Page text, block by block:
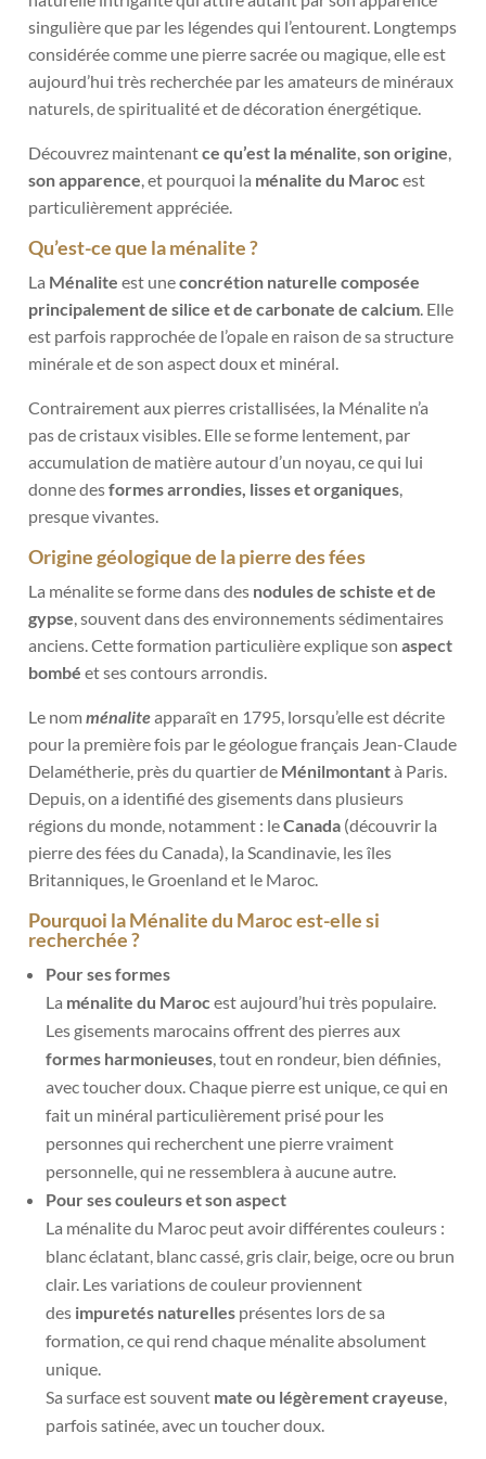
singulière que par les légendes qui l’entourent. Longtemps
considérée comme une pierre sacrée ou magique, elle est
aujourd’hui très recherchée par les amateurs de minéraux
naturels, de spiritualité et de décoration énergétique.
Découvrez maintenantce qu’est la ménalite,son origine,
son apparence, et pourquoi la ménalite du Marocest
particulièrement appréciée.
Qu’est-ce que la ménalite ?
La Ménalite est uneconcrétion naturelle composée
principalement de silice et de carbonate de calcium. Elle
est parfois rapprochée de l’opale en raison de sa structure
minérale et de son aspect doux et minéral.
Contrairement aux pierres cristallisées, la Ménalite n’a
pas de cristaux visibles. Elle se forme lentement, par
accumulation de matière autour d’un noyau, ce qui lui
donne desformes arrondies, lisses et organiques,
presque vivantes.
Origine géologique de la pierre des fées
La ménalite se forme dans des nodules de schiste et de
gypse, souvent dans des environnements sédimentaires
anciens. Cette formation particulière explique sonaspect
bombé et ses contours arrondis.
Le nomménaliteapparaît en 1795, lorsqu’elle est décrite
pour la première fois par le géologue français Jean-Claude
Delamétherie, près du quartier de Ménilmontantà Paris.
Depuis, on a identifié des gisements dans plusieurs
régions du monde, notamment : leCanada (découvrir la
pierre des fées du Canada), la Scandinavie, les îles
Britanniques, le Groenland et le Maroc.
Pourquoi la Ménalite du Maroc est-elle si
recherchée ?
Pour ses formes
La ménalite du Marocest aujourd’hui très populaire.
Les gisements marocains offrent des pierres aux
formes harmonieuses, tout en rondeur, bien définies,
avec toucher doux. Chaque pierre est unique, ce qui en
fait un minéral particulièrement prisé pour les
personnes qui recherchent une pierre vraiment
personnelle, qui ne ressemblera à aucune autre.
Pour ses couleurs et son aspect
La ménalite du Maroc peut avoir différentes couleurs :
blanc éclatant, blanc cassé, gris clair, beige, ocre ou brun
clair. Les variations de couleur proviennent
des impuretés naturelles présentes lors de sa
formation, ce qui rend chaque ménalite absolument
unique.
Sa surface est souvent mate ou légèrement crayeuse,
parfois satinée, avec un toucher doux.